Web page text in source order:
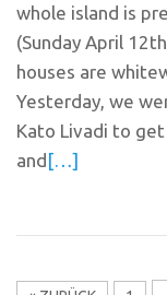
whole island is
(Sunday April
houses are
Yesterday, we
Kato Livadi to
and[…]